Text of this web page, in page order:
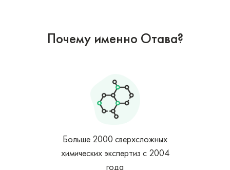
Почему именно Отава?
Больше 2000 сверхсложных
химических экспертиз с 2004
года